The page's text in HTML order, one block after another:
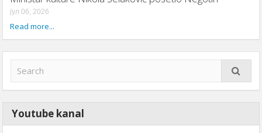
јул 06, 2026
Read more...
Youtube kanal